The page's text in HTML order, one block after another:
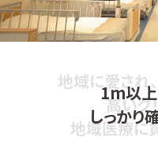
明るくて広々
清潔
通院が困難な方に
意し
地域に愛され
高いク
地域医療に
1m以上
しっかり
屋根付きの送
雨風に濡
通院し